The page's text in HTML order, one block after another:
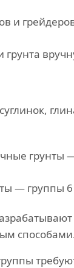
и
грунта
грунты
— группы